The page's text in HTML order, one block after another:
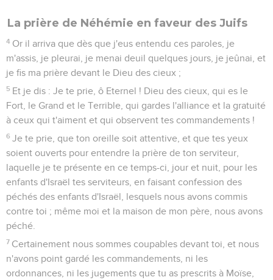
La prière de Néhémie en faveur des Juifs
4 Or il arriva que dès que j'eus entendu ces paroles, je
m'assis, je pleurai, je menai deuil quelques jours, je jeûnai, et
je fis ma prière devant le Dieu des cieux ;
5 Et je dis : Je te prie, ô Eternel ! Dieu des cieux, qui es le
Fort, le Grand et le Terrible, qui gardes l'alliance et la gratuité
à ceux qui t'aiment et qui observent tes commandements !
6 Je te prie, que ton oreille soit attentive, et que tes yeux
soient ouverts pour entendre la prière de ton serviteur,
laquelle je te présente en ce temps-ci, jour et nuit, pour les
enfants d'Israël tes serviteurs, en faisant confession des
péchés des enfants d'Israël, lesquels nous avons commis
contre toi ; même moi et la maison de mon père, nous avons
péché.
7 Certainement nous sommes coupables devant toi, et nous
n'avons point gardé les commandements, ni les
ordonnances, ni les jugements que tu as prescrits à Moïse,